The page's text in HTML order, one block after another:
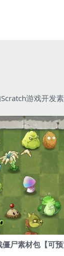
游戏开发
尸素材包【可预